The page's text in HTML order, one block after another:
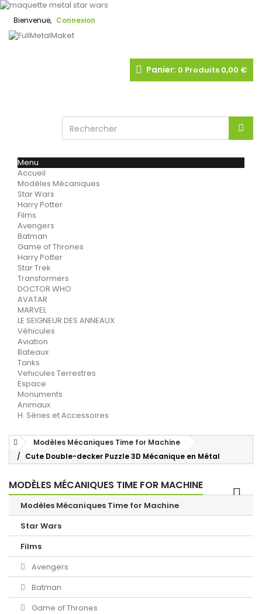
Bienvenue, Connexion
Panier: 0 Produits 0,00 €
Menu
Accueil
Modèles Mécaniques
Star Wars
Harry Potter
Films
Avengers
Batman
Game of Thrones
Harry Potter
Star Trek
Transformers
DOCTOR WHO
AVATAR
MARVEL
LE SEIGNEUR DES ANNEAUX
Véhicules
Aviation
Bateaux
Tanks
Vehicules Terrestres
Espace
Monuments
Animaux
H. Séries et Accessoires
Modèles Mécaniques Time for Machine
Cute Double-decker Puzzle 3D Mécanique en Métal
MODÈLES MÉCANIQUES TIME FOR MACHINE
Modèles Mécaniques Time for Machine
Star Wars
Films
Avengers
Batman
Game of Thrones